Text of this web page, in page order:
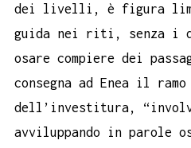
dei livelli, è figura
guida nei riti, senza i
osare compiere dei
consegna ad Enea il ramo
dell’investitura,
avviluppando in parole